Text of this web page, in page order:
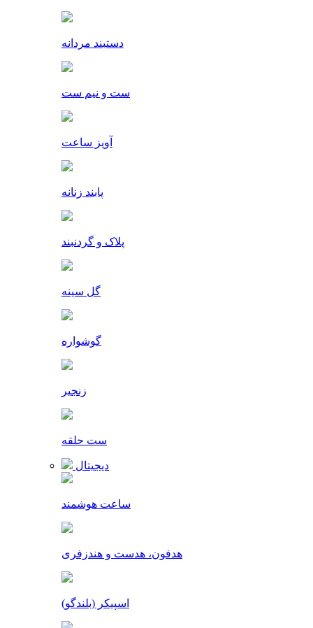
دستبند مردانه
ست و نیم ست
آویز ساعت
پابند زنانه
پلاک و گردنبند
گل سینه
گوشواره
زنجیر
ست حلقه
دیجیتال
ساعت هوشمند
هدفون، هدست و هندزفری
اسپیکر (بلندگو)